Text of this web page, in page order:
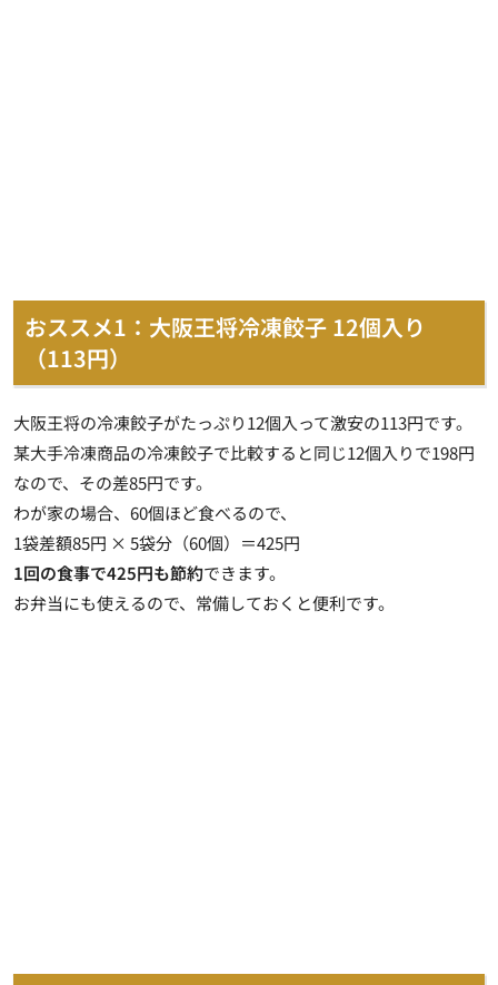
おススメ1：大阪王将冷凍餃子 12個入り
（113円）
大阪王将の冷凍餃子がたっぷり12個入って激安の113円です。
某大手冷凍商品の冷凍餃子で比較すると同じ12個入りで198円
なので、その差85円です。
わが家の場合、60個ほど食べるので、
1袋差額85円 × 5袋分（60個）＝425円
1回の食事で425円も節約できます。
お弁当にも使えるので、常備しておくと便利です。